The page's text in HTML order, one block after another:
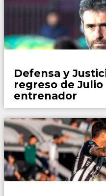
Defensa y
regreso de
entrenador